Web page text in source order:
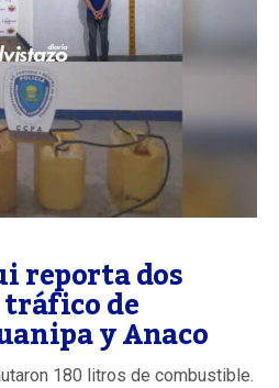
reporta dos
de
y Anaco
180 litros de combustible.